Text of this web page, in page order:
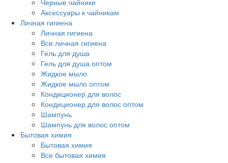
Черные чайники
Аксессуары к чайникам
Личная гигиена
Личная гигиена
Все личная гигиена
Гель для душа
Гель для душа оптом
Жидкое мыло
Жидкое мыло оптом
Кондиционер для волос
Кондиционер для волос оптом
Шампунь
Шампунь для волос оптом
Бытовая химия
Бытовая химия
Все бытовая химия